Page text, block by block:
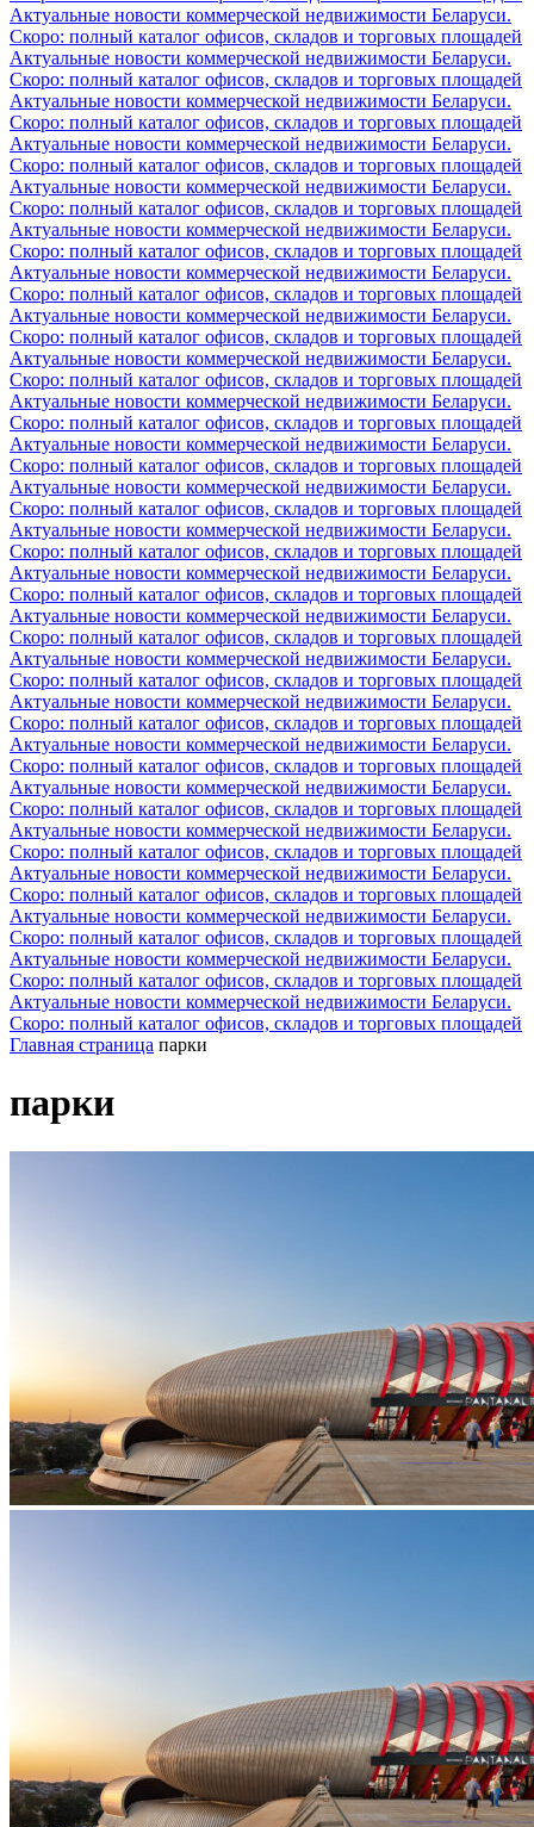
Актуальные новости коммерческой недвижимости Беларуси.
Скоро: полный каталог офисов, складов и торговых площадей
Актуальные новости коммерческой недвижимости Беларуси.
Скоро: полный каталог офисов, складов и торговых площадей
Актуальные новости коммерческой недвижимости Беларуси.
Скоро: полный каталог офисов, складов и торговых площадей
Актуальные новости коммерческой недвижимости Беларуси.
Скоро: полный каталог офисов, складов и торговых площадей
Актуальные новости коммерческой недвижимости Беларуси.
Скоро: полный каталог офисов, складов и торговых площадей
Актуальные новости коммерческой недвижимости Беларуси.
Скоро: полный каталог офисов, складов и торговых площадей
Актуальные новости коммерческой недвижимости Беларуси.
Скоро: полный каталог офисов, складов и торговых площадей
Актуальные новости коммерческой недвижимости Беларуси.
Скоро: полный каталог офисов, складов и торговых площадей
Актуальные новости коммерческой недвижимости Беларуси.
Скоро: полный каталог офисов, складов и торговых площадей
Актуальные новости коммерческой недвижимости Беларуси.
Скоро: полный каталог офисов, складов и торговых площадей
Актуальные новости коммерческой недвижимости Беларуси.
Скоро: полный каталог офисов, складов и торговых площадей
Актуальные новости коммерческой недвижимости Беларуси.
Скоро: полный каталог офисов, складов и торговых площадей
Актуальные новости коммерческой недвижимости Беларуси.
Скоро: полный каталог офисов, складов и торговых площадей
Актуальные новости коммерческой недвижимости Беларуси.
Скоро: полный каталог офисов, складов и торговых площадей
Актуальные новости коммерческой недвижимости Беларуси.
Скоро: полный каталог офисов, складов и торговых площадей
Актуальные новости коммерческой недвижимости Беларуси.
Скоро: полный каталог офисов, складов и торговых площадей
Актуальные новости коммерческой недвижимости Беларуси.
Скоро: полный каталог офисов, складов и торговых площадей
Актуальные новости коммерческой недвижимости Беларуси.
Скоро: полный каталог офисов, складов и торговых площадей
Актуальные новости коммерческой недвижимости Беларуси.
Скоро: полный каталог офисов, складов и торговых площадей
Актуальные новости коммерческой недвижимости Беларуси.
Скоро: полный каталог офисов, складов и торговых площадей
Актуальные новости коммерческой недвижимости Беларуси.
Скоро: полный каталог офисов, складов и торговых площадей
Актуальные новости коммерческой недвижимости Беларуси.
Скоро: полный каталог офисов, складов и торговых площадей
Актуальные новости коммерческой недвижимости Беларуси.
Скоро: полный каталог офисов, складов и торговых площадей
Актуальные новости коммерческой недвижимости Беларуси.
Скоро: полный каталог офисов, складов и торговых площадей
Главная страница парки
парки